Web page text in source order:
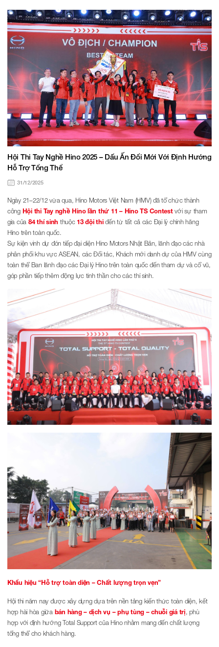
Hội Thi Tay Nghề Hino 2025 – Dấu Ấn Đổi Mới Với Định Hướng
Hỗ Trợ Tổng Thể
31/12/2025
Ngày 21–22/12 vừa qua, Hino Motors Việt Nam (HMV) đã tổ chức thành
công Hội thi Tay nghề Hino lần thứ 11 – Hino TS Contestvới sự tham
gia của 84 thí sinh thuộc 13 đội thiđến từ tất cả các Đại lý chính hãng
Hino trên toàn quốc.
Sự kiện vinh dự đón tiếp đại diện Hino Motors Nhật Bản, lãnh đạo các nhà
phân phối khu vực ASEAN, các Đối tác, Khách mời danh dự của HMV cùng
toàn thể Ban lãnh đạo các Đại lý Hino trên toàn quốc đến tham dự và cổ vũ,
góp phần tiếp thêm động lực tinh thần cho các thí sinh.
Khẩu hiệu “Hỗ trợ toàn diện – Chất lượng trọn vẹn”
Hội thi năm nay được xây dựng dựa trên nền tảng kiến thức toàn diện, kết
hợp hài hòa giữa bán hàng – dịch vụ – phụ tùng – chuỗi giá trị, phù
hợp với định hướng Total Support của Hino nhằm mang đến chất lượng
tổng thể cho khách hàng.